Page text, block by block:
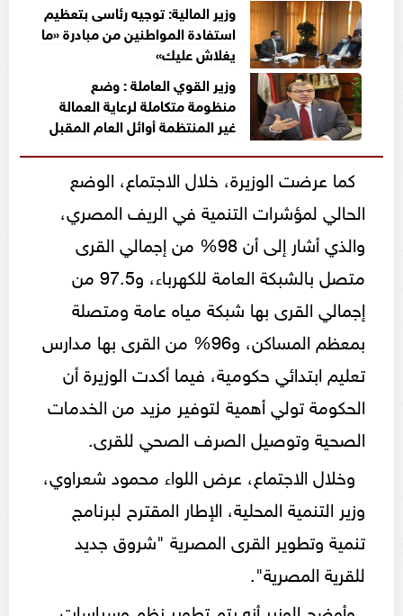
وزير المالية: توجيه رئاسى بتعظيم
استفادة المواطنين من مبادرة «ما
يغلاش عليك»
وزير القوي العاملة : وضع
منظومة متكاملة لرعاية العمالة
غير المنتظمة أوائل العام المقبل
كما عرضت الوزيرة، خلال الاجتماع، الوضع
الحالي لمؤشرات التنمية في الريف المصري،
والذي أشار إلى أن 98% من إجمالي القرى
متصل بالشبكة العامة للكهرباء، و97.5 من
إجمالي القرى بها شبكة مياه عامة ومتصلة
بمعظم المساكن، و96% من القرى بها مدارس
تعليم ابتدائي حكومية، فيما أكدت الوزيرة أن
الحكومة تولي أهمية لتوفير مزيد من الخدمات
الصحية وتوصيل الصرف الصحي للقرى.
وخلال الاجتماع، عرض اللواء محمود شعراوي،
وزير التنمية المحلية، الإطار المقترح لبرنامج
تنمية وتطوير القرى المصرية "شروق جديد
للقرية المصرية".
وأوضح الوزير أنه يتم تطوير نظم وسياسات